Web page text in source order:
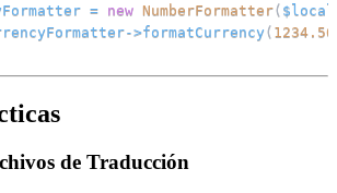
= new NumberFormatter(
->formatCurrency ( 1234.56
de Traducción